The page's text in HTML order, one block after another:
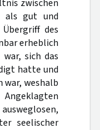
zwischen
als gut und
des
erheblich
sich das
hatte und
war, weshalb
seelischer